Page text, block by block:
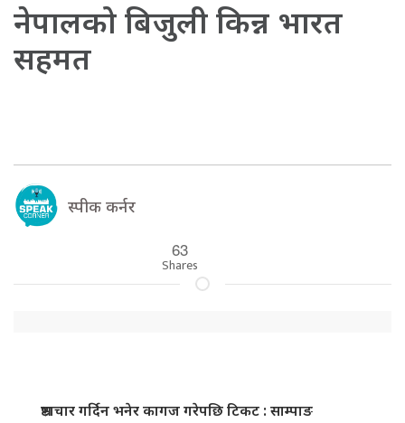
नेपालको बिजुली किन्न भारत
सहमत
स्पीक कर्नर
63
Shares
भ्रष्टाचार गर्दिन भनेर कागज गरेपछि टिकट : साम्पाङ